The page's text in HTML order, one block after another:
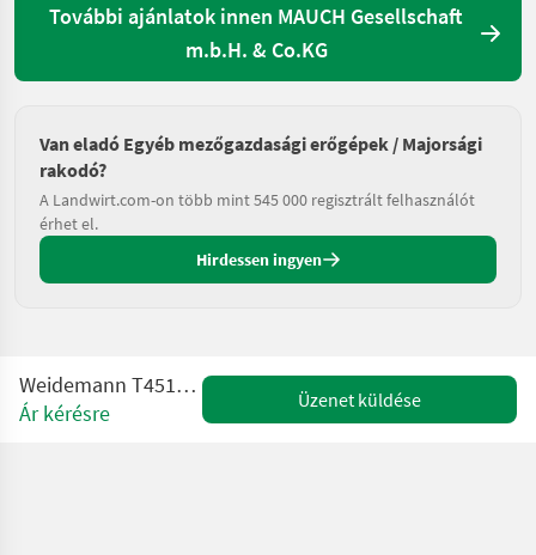
További ajánlatok innen MAUCH Gesellschaft
m.b.H. & Co.KG
Van eladó Egyéb mezőgazdasági erőgépek / Majorsági
rakodó?
A Landwirt.com-on több mint 545 000 regisztrált felhasználót
érhet el.
Hirdessen ingyen
Weidemann T4512 Teleskoplader
Ár kérésre
Üzenet küldése